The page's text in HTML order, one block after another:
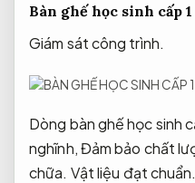
Bàn ghế học sinh cấp 1
Giám sát công trình.
Dòng bàn ghế học sinh
nghĩnh,Đảm bảo chất
chữa. Vật liệu đạt chuẩn.